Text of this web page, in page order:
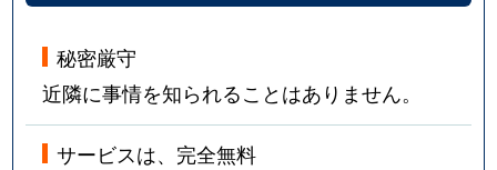
秘密厳守
近隣に事情を知られることはありません。
サービスは、完全無料